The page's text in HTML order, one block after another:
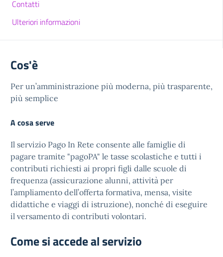
Contatti
Ulteriori informazioni
Cos'è
Per un’amministrazione più moderna, più trasparente,
più semplice
A cosa serve
Il servizio Pago In Rete consente alle famiglie di
pagare tramite "pagoPA" le tasse scolastiche e tutti i
contributi richiesti ai propri figli dalle scuole di
frequenza (assicurazione alunni, attività per
l’ampliamento dell’offerta formativa, mensa, visite
didattiche e viaggi di istruzione), nonché di eseguire
il versamento di contributi volontari.
Come si accede al servizio